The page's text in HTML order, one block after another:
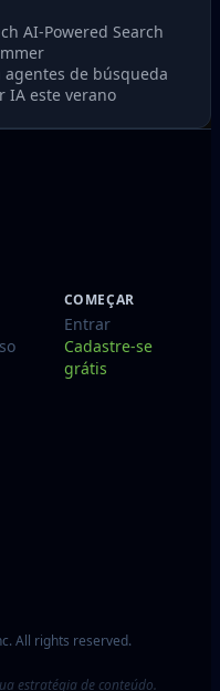
AI‑Powered Search
agentes de búsqueda
IA este verano
COMEÇAR
Entrar
Cadastre-se
grátis
All rights reserved.
estratégia de conteúdo.